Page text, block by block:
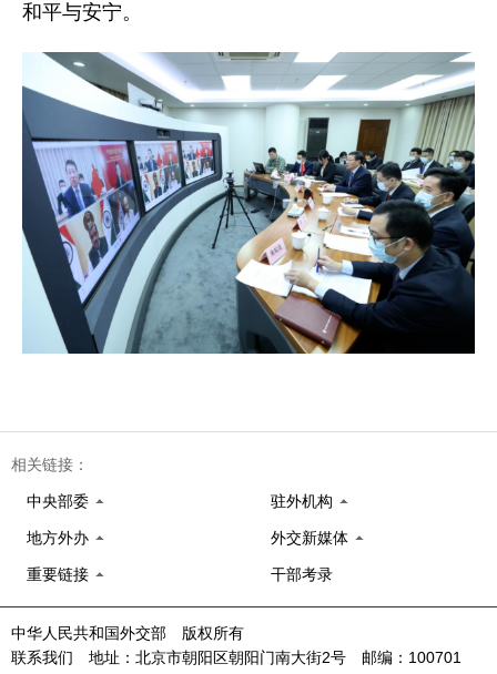
和平与安宁。
相关链接：
中央部委 驻外机构
地方外办 外交新媒体
重要链接 干部考录
中华人民共和国外交部 版权所有
联系我们 地址：北京市朝阳区朝阳门南大街2号 邮编：100701